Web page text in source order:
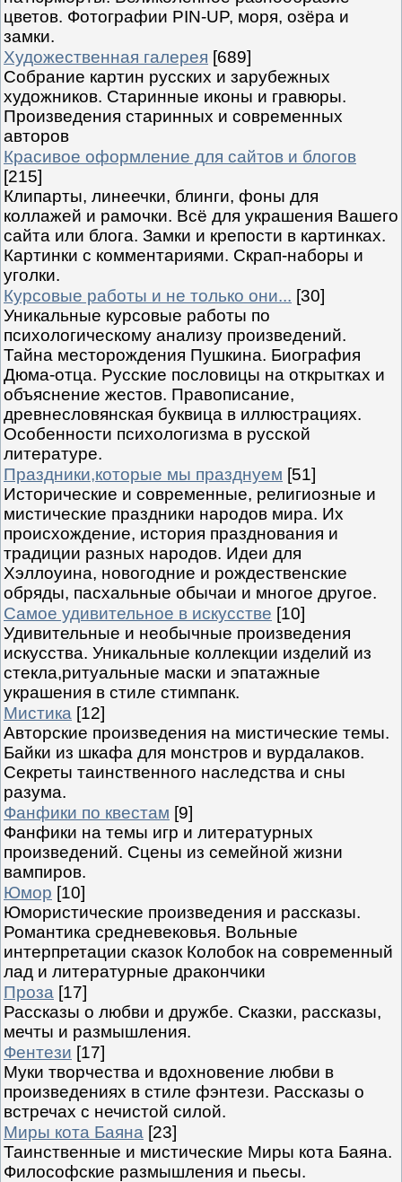
цветов. Фотографии PIN-UP, моря, озёра и
замки.
Художественная галерея [689]
Собрание картин русских и зарубежных
художников. Старинные иконы и гравюры.
Произведения старинных и современных
авторов
Красивое оформление для сайтов и блогов
[215]
Клипарты, линеечки, блинги, фоны для
коллажей и рамочки. Всё для украшения Вашего
сайта или блога. Замки и крепости в картинках.
Картинки с комментариями. Скрап-наборы и
уголки.
Курсовые работы и не только они... [30]
Уникальные курсовые работы по
психологическому анализу произведений.
Тайна месторождения Пушкина. Биография
Дюма-отца. Русские пословицы на открытках и
объяснение жестов. Правописание,
древнесловянская буквица в иллюстрациях.
Особенности психологизма в русской
литературе.
Праздники,которые мы празднуем [51]
Исторические и современные, религиозные и
мистические праздники народов мира. Их
происхождение, история празднования и
традиции разных народов. Идеи для
Хэллоуина, новогодние и рождественские
обряды, пасхальные обычаи и многое другое.
Самое удивительное в искусстве [10]
Удивительные и необычные произведения
искусства. Уникальные коллекции изделий из
стекла,ритуальные маски и эпатажные
украшения в стиле стимпанк.
Мистика [12]
Авторские произведения на мистические темы.
Байки из шкафа для монстров и вурдалаков.
Секреты таинственного наследства и сны
разума.
Фанфики по квестам [9]
Фанфики на темы игр и литературных
произведений. Сцены из семейной жизни
вампиров.
Юмор [10]
Юмористические произведения и рассказы.
Романтика средневековья. Вольные
интерпретации сказок Колобок на современный
лад и литературные дракончики
Проза [17]
Рассказы о любви и дружбе. Сказки, рассказы,
мечты и размышления.
Фентези [17]
Муки творчества и вдохновение любви в
произведениях в стиле фэнтези. Рассказы о
встречах с нечистой силой.
Миры кота Баяна [23]
Таинственные и мистические Миры кота Баяна.
Философские размышления и пьесы.